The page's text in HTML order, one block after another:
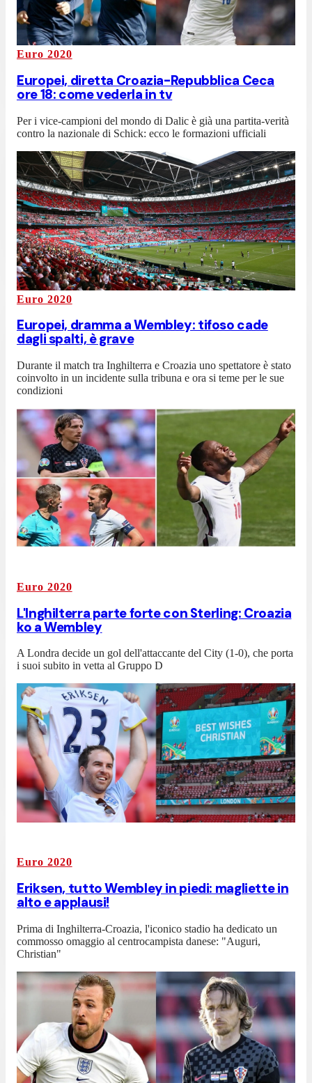
Euro 2020
Europei, diretta Croazia-Repubblica Ceca
ore 18: come vederla in tv
Per i vice-campioni del mondo di Dalic è già una partita-verità
contro la nazionale di Schick: ecco le formazioni ufficiali
Euro 2020
Europei, dramma a Wembley: tifoso cade
dagli spalti, è grave
Durante il match tra Inghilterra e Croazia uno spettatore è stato
coinvolto in un incidente sulla tribuna e ora si teme per le sue
condizioni
Euro 2020
L'Inghilterra parte forte con Sterling: Croazia
ko a Wembley
A Londra decide un gol dell'attaccante del City (1-0), che porta
i suoi subito in vetta al Gruppo D
Euro 2020
Eriksen, tutto Wembley in piedi: magliette in
alto e applausi!
Prima di Inghilterra-Croazia, l'iconico stadio ha dedicato un
commosso omaggio al centrocampista danese: "Auguri,
Christian"